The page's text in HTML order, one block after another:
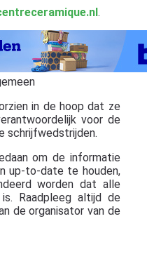
.
in de hoop dat ze
voor de
schrijfwedstrijden.
om de informatie
up-to-date te houden,
worden dat alle
Raadpleeg altijd de
de organisator van de